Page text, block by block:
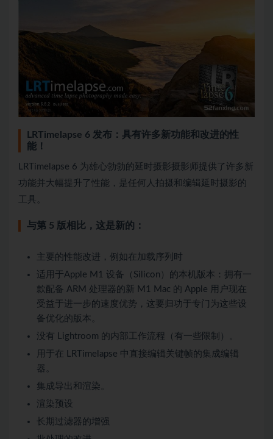
LRTimelapse 6 发布：具有许多新功能和改进的性
能！
LRTimelapse 6 为雄心勃勃的延时摄影摄影师提供了许多新
功能并大幅提升了性能，是任何人拍摄和编辑延时摄影的
工具。
与第 5 版相比，这是新的：
主要的性能改进，例如在加载序列时
适用于Apple M1 设备（Silicon）的本机版本：拥有一
款配备 ARM 处理器的新 M1 Mac 的 Apple 用户现在
受益于进一步的速度优势，这要归功于专门为这些设
备优化的版本。
没有 Lightroom 的内部工作流程（有一些限制）。
用于在 LRTimelapse 中直接编辑关键帧的集成编辑
器。
集成导出和渲染。
渲染预设
长期过滤器的增强